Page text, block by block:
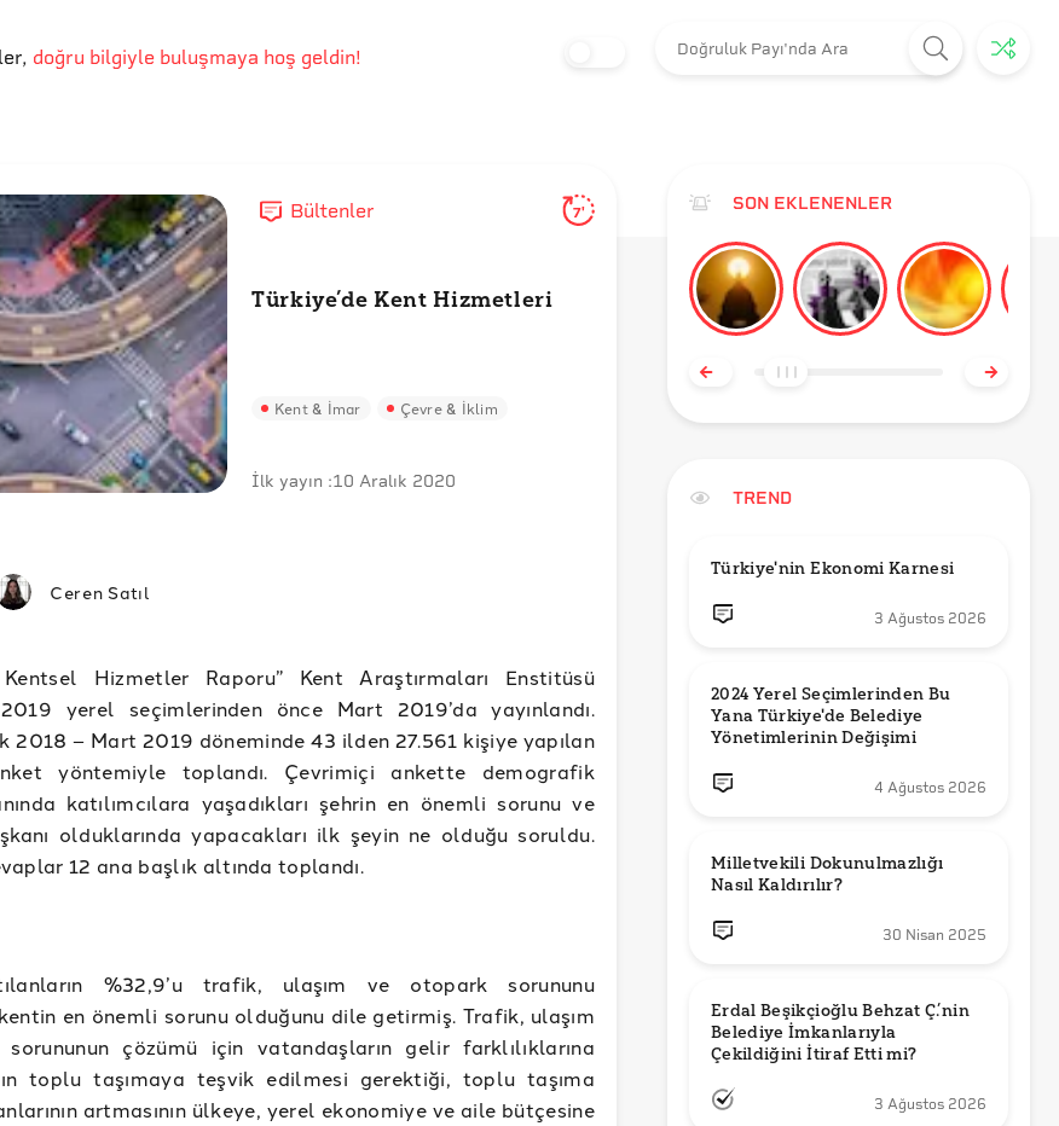
, doğru bilgiyle buluşmaya hoş geldin!
Bültenler 7'
Türkiye’de Kent Hizmetleri
Kent & İmar Çevre & İklim
İlk yayın :10 Aralık 2020
Ceren Satıl
Kentsel Hizmetler Raporu” Kent Araştırmaları Enstitüsü
yerel seçimlerinden önce Mart 2019’da yayınlandı.
2018 – Mart 2019 döneminde 43 ilden 27.561 kişiye yapılan
yöntemiyle toplandı. Çevrimiçi ankette demografik
katılımcılara yaşadıkları şehrin en önemli sorunu ve
olduklarında yapacakları ilk şeyin ne olduğu soruldu.
12 ana başlık altında toplandı.
%32,9’u trafik, ulaşım ve otopark sorununu
en önemli sorunu olduğunu dile getirmiş. Trafik, ulaşım
çözümü için vatandaşların gelir farklılıklarına
toplu taşımaya teşvik edilmesi gerektiği, toplu taşıma
artmasının ülkeye, yerel ekonomiye ve aile bütçesine
SON EKLENENLER
TREND
Türkiye'nin Ekonomi Karnesi
3 Ağustos 2026
2024 Yerel Seçimlerinden Bu
Yana Türkiye'de Belediye
Yönetimlerinin Değişimi
4 Ağustos 2026
Milletvekili Dokunulmazlığı
Nasıl Kaldırılır?
30 Nisan 2025
Erdal Beşikçioğlu Behzat Ç.’nin
Belediye İmkanlarıyla
3 Ağustos 2026